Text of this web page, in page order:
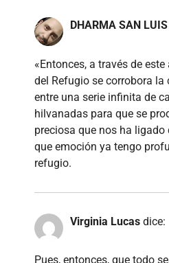
DHARMA SAN LUIS
«Entonces, a través de
del Refugio se corrobora la
entre una serie infinita de
hilvanadas para que se
preciosa que nos ha ligado
que emoción ya tengo
refugio.
Virginia Lucas dice:
Pues, entonces, que todo